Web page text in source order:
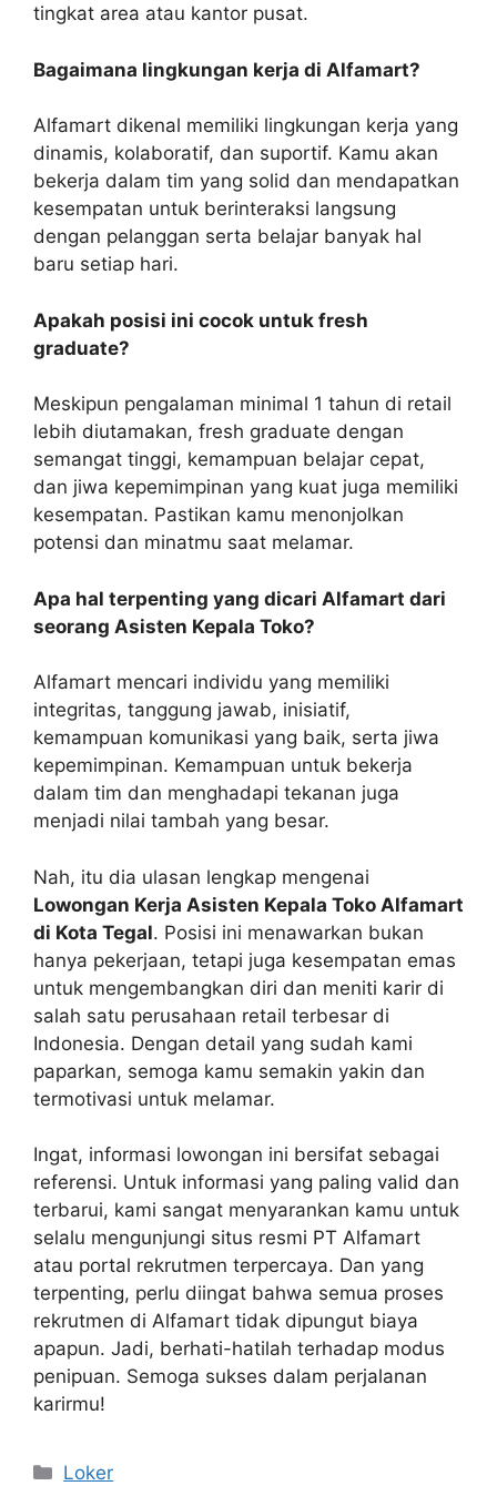
tingkat area atau kantor pusat.
Bagaimana lingkungan kerja di Alfamart?
Alfamart dikenal memiliki lingkungan kerja yang
dinamis, kolaboratif, dan suportif. Kamu akan
bekerja dalam tim yang solid dan mendapatkan
kesempatan untuk berinteraksi langsung
dengan pelanggan serta belajar banyak hal
baru setiap hari.
Apakah posisi ini cocok untuk fresh
graduate?
Meskipun pengalaman minimal 1 tahun di retail
lebih diutamakan, fresh graduate dengan
semangat tinggi, kemampuan belajar cepat,
dan jiwa kepemimpinan yang kuat juga memiliki
kesempatan. Pastikan kamu menonjolkan
potensi dan minatmu saat melamar.
Apa hal terpenting yang dicari Alfamart dari
seorang Asisten Kepala Toko?
Alfamart mencari individu yang memiliki
integritas, tanggung jawab, inisiatif,
kemampuan komunikasi yang baik, serta jiwa
kepemimpinan. Kemampuan untuk bekerja
dalam tim dan menghadapi tekanan juga
menjadi nilai tambah yang besar.
Nah, itu dia ulasan lengkap mengenai
Lowongan Kerja Asisten Kepala Toko Alfamart
di Kota Tegal. Posisi ini menawarkan bukan
hanya pekerjaan, tetapi juga kesempatan emas
untuk mengembangkan diri dan meniti karir di
salah satu perusahaan retail terbesar di
Indonesia. Dengan detail yang sudah kami
paparkan, semoga kamu semakin yakin dan
termotivasi untuk melamar.
Ingat, informasi lowongan ini bersifat sebagai
referensi. Untuk informasi yang paling valid dan
terbarui, kami sangat menyarankan kamu untuk
selalu mengunjungi situs resmi PT Alfamart
atau portal rekrutmen terpercaya. Dan yang
terpenting, perlu diingat bahwa semua proses
rekrutmen di Alfamart tidak dipungut biaya
apapun. Jadi, berhati-hatilah terhadap modus
penipuan. Semoga sukses dalam perjalanan
karirmu!
Kategori
Loker